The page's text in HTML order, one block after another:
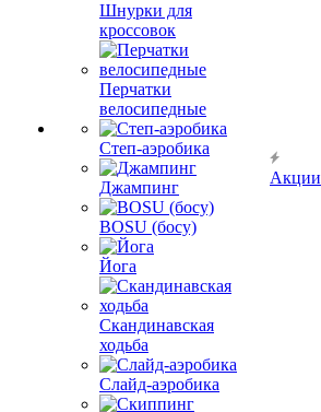
Шнурки для
кроссовок
Перчатки
велосипедные
Степ-аэробика
Джампинг
BOSU (босу)
Йога
Скандинавская
ходьба
Слайд-аэробика
Акции